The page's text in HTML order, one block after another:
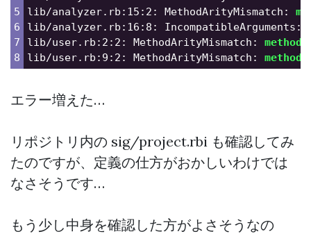
5
6
7
lib/analyzer.rb:15:2: MethodArityMismatch:
lib/analyzer.rb:16:8: IncompatibleArguments:
lib/user.rb:2:2: MethodArityMismatch: method
lib/user.rb:9:2: MethodArityMismatch: method
エラー増えた…
リポジトリ内の sig/project.rbi も確認してみ
たのですが、定義の仕方がおかしいわけでは
なさそうです…
もう少し中身を確認した方がよさそうなの